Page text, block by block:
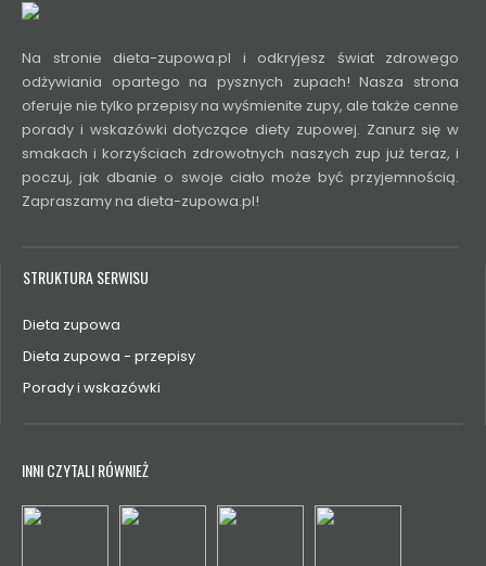
Na stronie dieta-zupowa.pl i odkryjesz świat zdrowego
odżywiania opartego na pysznych zupach! Nasza strona
oferuje nie tylko przepisy na wyśmienite zupy, ale także cenne
porady i wskazówki dotyczące diety zupowej. Zanurz się w
smakach i korzyściach zdrowotnych naszych zup już teraz, i
poczuj, jak dbanie o swoje ciało może być przyjemnością.
Zapraszamy na dieta-zupowa.pl!
STRUKTURA SERWISU
Dieta zupowa
Dieta zupowa - przepisy
Porady i wskazówki
INNI CZYTALI RÓWNIEŻ